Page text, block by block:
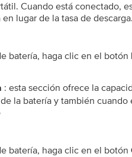
Cuando está conectado,
lugar de la tasa de
batería, haga clic en el botón
: esta sección ofrece la
la batería y también cuando
batería, haga clic en el botón